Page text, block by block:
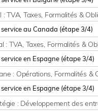
: TVA, Taxes, Formalités &
: TVA, Taxes, Formalités &
: Opérations, Formalités &
: Développement des